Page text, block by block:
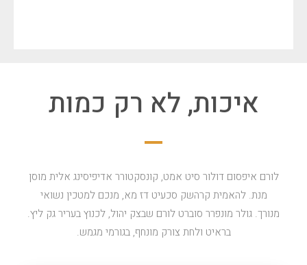
איכות, לא רק כמות
לורם איפסום דולור סיט אמט, קונסקטורר אדיפיסינג אלית מוסן
מנת. להאמית קרהשק סכעיט דז מא, מנכם למטכין נשואי
מנורך. גולר מונפרר סוברט לורם שבצק יהול, לכנוץ בעריר גק ליץ.
בראיט ולחת צורק מונחף, בגורמי מגמש.